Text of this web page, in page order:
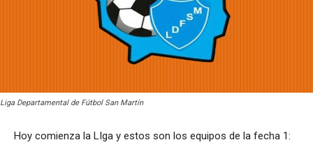
Liga Departamental de Fútbol San Martín
Hoy comienza la LIga y estos son los equipos de la fecha 1: